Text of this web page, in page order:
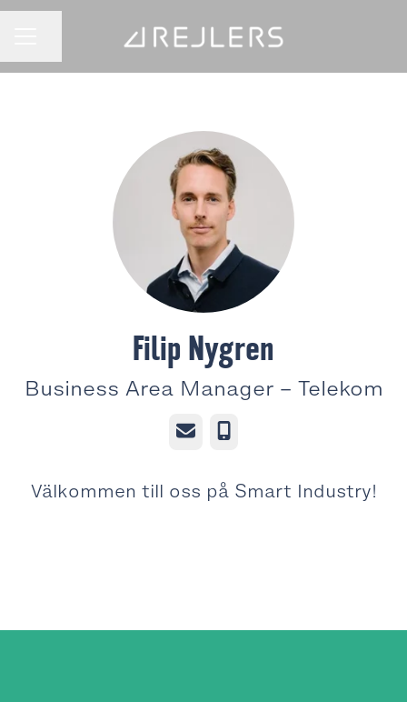
KARRIÄRMENY
Filip Nygren
Business Area Manager – Telekom
E-postTelefon
Välkommen till oss på Smart Industry!